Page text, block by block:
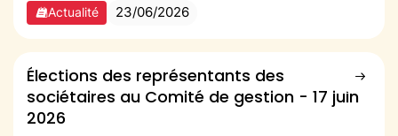
Actualité 23/06/2026
Élections des représentants des
sociétaires au Comité de gestion - 17 juin
2026